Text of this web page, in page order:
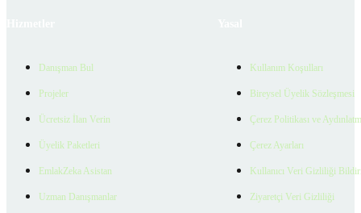
Danışman Bul
Projeler
Ücretsiz İlan Verin
Üyelik Paketleri
EmlakZeka Asistan
Uzman Danışmanlar
Kullanım Koşulları
Bireysel Üyelik Sözleşmesi
Çerez Politikası ve
Çerez Ayarları
Kullanıcı Veri Gizliliği
Ziyaretçi Veri Gizliliği